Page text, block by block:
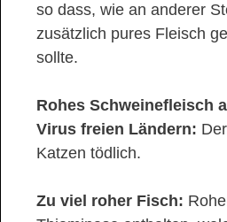
so dass, wie an anderer
zusätzlich pures Fleisch
sollte.
Rohes Schweinefleisch
Virus freien Ländern:
Katzen tödlich.
Zu viel roher Fisch: